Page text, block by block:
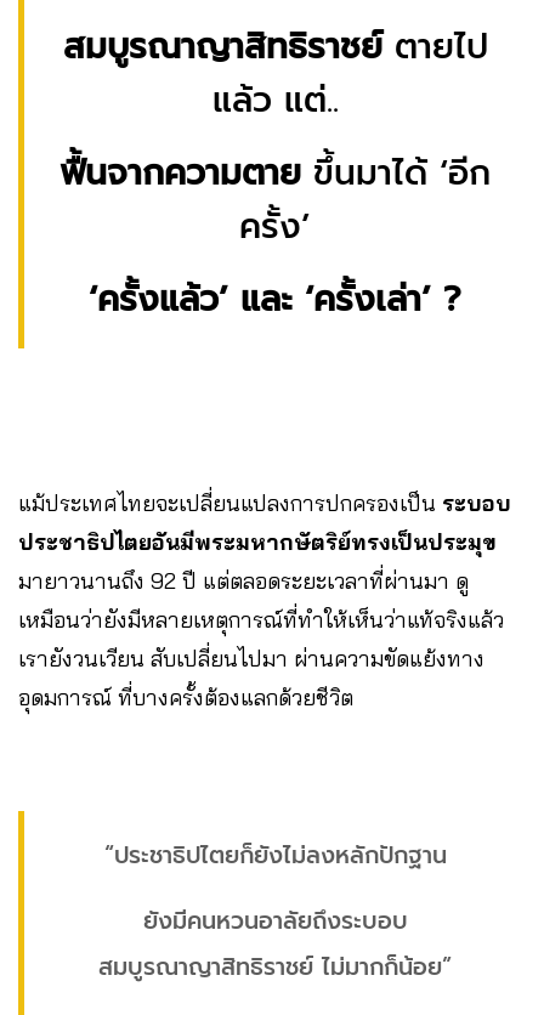
สมบูรณาญาสิทธิราชย์ตายไป
แล้ว แต่..
ฟื้นจากความตาย ขึ้นมาได้ ‘อีก
ครั้ง’
‘ครั้งแล้ว’ และ ‘ครั้งเล่า’ ?
แม้ประเทศไทยจะเปลี่ยนแปลงการปกครองเป็น ระบอบ
ประชาธิปไตยอันมีพระมหากษัตริย์ทรงเป็นประมุข
มายาวนานถึง 92 ปี แต่ตลอดระยะเวลาที่ผ่านมา ดู
เหมือนว่ายังมีหลายเหตุการณ์ที่ทำให้เห็นว่าแท้จริงแล้ว
เรายังวนเวียน สับเปลี่ยนไปมา ผ่านความขัดแย้งทาง
อุดมการณ์ ที่บางครั้งต้องแลกด้วยชีวิต
“ประชาธิปไตยก็ยังไม่ลงหลักปักฐาน
ยังมีคนหวนอาลัยถึงระบอบ
สมบูรณาญาสิทธิราชย์ ไม่มากก็น้อย”